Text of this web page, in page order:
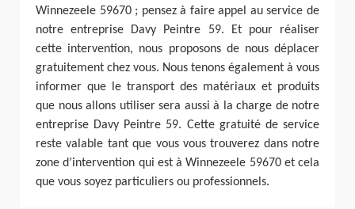
Winnezeele 59670 ; pensez à faire appel au service de
notre entreprise Davy Peintre 59. Et pour réaliser
cette intervention, nous proposons de nous déplacer
gratuitement chez vous. Nous tenons également à vous
informer que le transport des matériaux et produits
que nous allons utiliser sera aussi à la charge de notre
entreprise Davy Peintre 59. Cette gratuité de service
reste valable tant que vous vous trouverez dans notre
zone d’intervention qui est à Winnezeele 59670 et cela
que vous soyez particuliers ou professionnels.